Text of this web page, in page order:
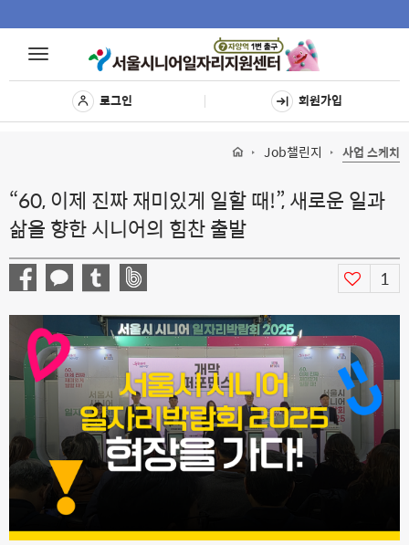
Toggle
navigation
로그인 회원가입
Job챌린지 사업 스케치
“60, 이제 진짜 재미있게 일할 때!”, 새로운 일과
삶을 향한 시니어의 힘찬 출발
1